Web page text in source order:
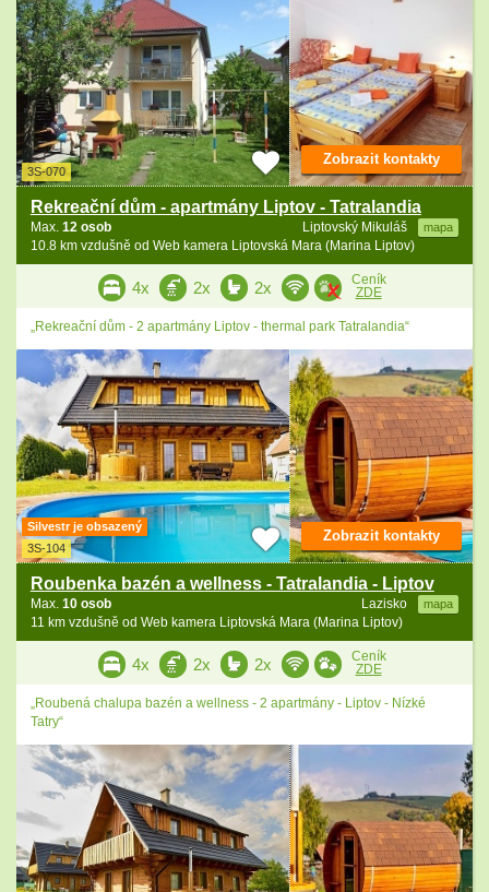
3S-070
Rekreační dům - apartmány Liptov - Tatralandia
Liptovský Mikuláš mapa
Max. 12 osob
10.8 km vzdušně od Web kamera Liptovská Mara (Marina Liptov)
Zobrazit kontakty
4x 2x 2x
Ceník
ZDE
„Rekreační dům - 2 apartmány Liptov - thermal park Tatralandia“
Silvestr je obsazený
3S-104
Roubenka bazén a wellness - Tatralandia - Liptov
Lazisko mapa
Max. 10 osob
11 km vzdušně od Web kamera Liptovská Mara (Marina Liptov)
Zobrazit kontakty
4x 2x 2x
Ceník
ZDE
„Roubená chalupa bazén a wellness - 2 apartmány - Liptov - Nízké
Tatry“